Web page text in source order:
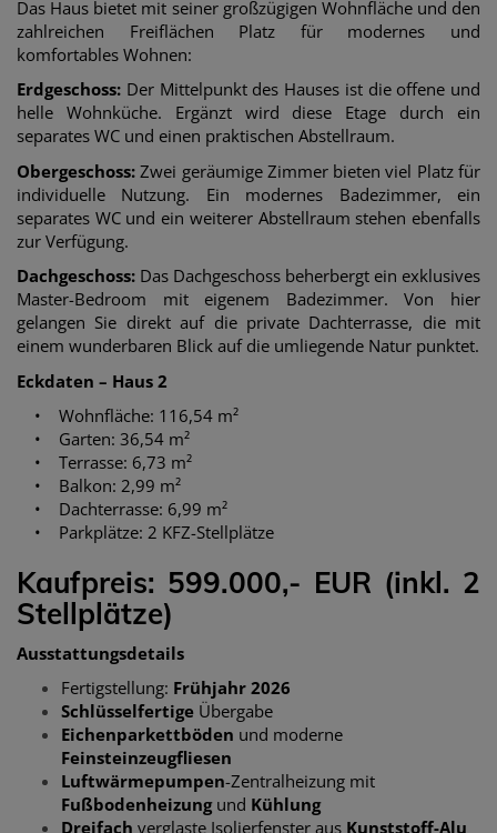
Das Haus bietet mit seiner großzügigen Wohnfläche und den
zahlreichen Freiflächen Platz für modernes und
komfortables Wohnen:
Erdgeschoss: Der Mittelpunkt des Hauses ist die offene und
helle Wohnküche. Ergänzt wird diese Etage durch ein
separates WC und einen praktischen Abstellraum.
Obergeschoss: Zwei geräumige Zimmer bieten viel Platz für
individuelle Nutzung. Ein modernes Badezimmer, ein
separates WC und ein weiterer Abstellraum stehen ebenfalls
zur Verfügung.
Dachgeschoss: Das Dachgeschoss beherbergt ein exklusives
Master-Bedroom mit eigenem Badezimmer. Von hier
gelangen Sie direkt auf die private Dachterrasse, die mit
einem wunderbaren Blick auf die umliegende Natur punktet.
Eckdaten – Haus 2
• Wohnfläche: 116,54 m²
• Garten: 36,54 m²
• Terrasse: 6,73 m²
• Balkon: 2,99 m²
• Dachterrasse: 6,99 m²
• Parkplätze: 2 KFZ-Stellplätze
Kaufpreis: 599.000,- EUR (inkl. 2
Stellplätze)
Ausstattungsdetails
Fertigstellung: Frühjahr 2026
Schlüsselfertige Übergabe
Eichenparkettböden und moderne
Feinsteinzeugfliesen
Luftwärmepumpen-Zentralheizung mit
Fußbodenheizungund Kühlung
Dreifach verglaste Isolierfenster aus Kunststoff-Alu